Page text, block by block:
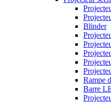
Blinder
Rampe
Barre